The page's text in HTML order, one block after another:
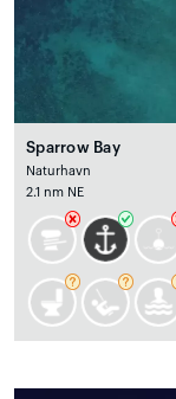
Sparrow Bay
Naturhavn
2.1 nm NE